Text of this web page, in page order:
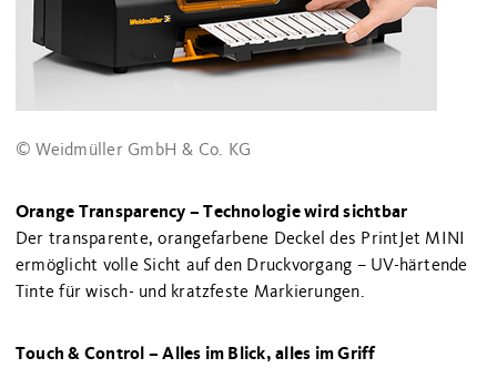
© Weidmüller GmbH & Co. KG
Orange Transparency – Technologie wird sichtbar
Der transparente, orangefarbene Deckel des PrintJet MINI
ermöglicht volle Sicht auf den Druckvorgang – UV-härtende
Tinte für wisch- und kratzfeste Markierungen.
Touch & Control – Alles im Blick, alles im Griff